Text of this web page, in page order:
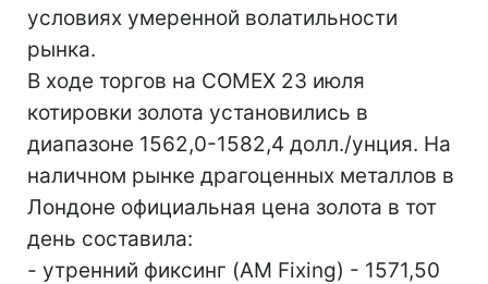
условиях умеренной волатильности
рынка.
В ходе торгов на COMEX 23 июля
котировки золота установились в
диапазоне 1562,0-1582,4 долл./унция. На
наличном рынке драгоценных металлов в
Лондоне официальная цена золота в тот
день составила:
- утренний фиксинг (AM Fixing) - 1571,50